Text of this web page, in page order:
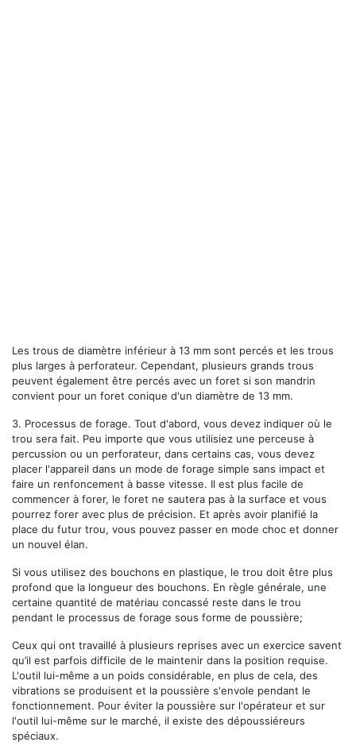
Les trous de diamètre inférieur à 13 mm sont percés et les trous
plus larges à perforateur. Cependant, plusieurs grands trous
peuvent également être percés avec un foret si son mandrin
convient pour un foret conique d'un diamètre de 13 mm.
3. Processus de forage. Tout d'abord, vous devez indiquer où le
trou sera fait. Peu importe que vous utilisiez une perceuse à
percussion ou un perforateur, dans certains cas, vous devez
placer l'appareil dans un mode de forage simple sans impact et
faire un renfoncement à basse vitesse. Il est plus facile de
commencer à forer, le foret ne sautera pas à la surface et vous
pourrez forer avec plus de précision. Et après avoir planifié la
place du futur trou, vous pouvez passer en mode choc et donner
un nouvel élan.
Si vous utilisez des bouchons en plastique, le trou doit être plus
profond que la longueur des bouchons. En règle générale, une
certaine quantité de matériau concassé reste dans le trou
pendant le processus de forage sous forme de poussière;
Ceux qui ont travaillé à plusieurs reprises avec un exercice savent
qu’il est parfois difficile de le maintenir dans la position requise.
L'outil lui-même a un poids considérable, en plus de cela, des
vibrations se produisent et la poussière s'envole pendant le
fonctionnement. Pour éviter la poussière sur l'opérateur et sur
l'outil lui-même sur le marché, il existe des dépoussiéreurs
spéciaux.